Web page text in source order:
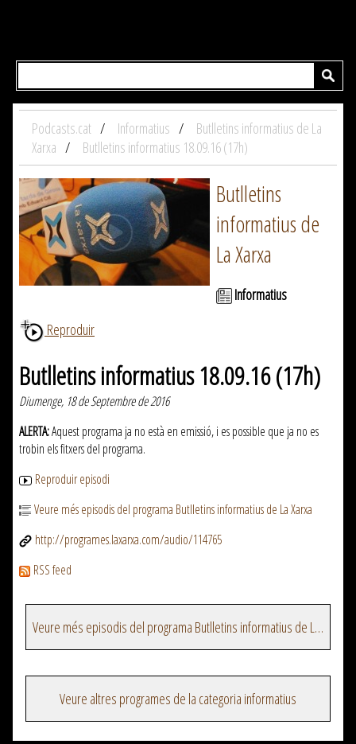
Podcasts.cat Informatius
Butlletins informatius de La
Xarxa
Butlletins informatius 18.09.16 (17h)
Butlletins
informatius de
La Xarxa
Informatius
Reproduir
Butlletins informatius 18.09.16 (17h)
Diumenge, 18 de Septembre de 2016
ALERTA:Aquest programa ja no està en emissió, i es possible que ja no es
trobin els fitxers del programa.
Reproduir episodi
Veure més episodis del programa Butlletins informatius de La Xarxa
http://programes.laxarxa.com/audio/114765
RSS feed
Veure més episodis del programa Butlletins informatius de La Xarxa
Veure altres programes de la categoria informatius